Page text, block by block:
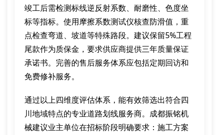
竣工后需检测标线逆反射系数、耐磨性、色度坐
标等指标。使用摩擦系数测试仪核查防滑值，重
点检查弯道、坡道等特殊路段。建议保留5%工程
尾款作为质保金，要求供应商提供三年质量保证
承诺书。完善的售后服务体系应包括定期回访和
免费修补服务。
通过以上四维度评估体系，能有效筛选出符合四
川地域特点的专业道路划线服务商。成都振铭机
械建议业主单位在招标阶段明确要求：施工方案